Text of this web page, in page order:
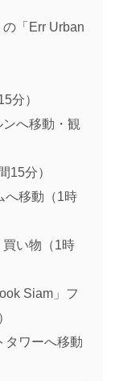
「Err Urban
分）
へ移動・観
15分）
へ移動（1時
い物（1時
Siam」フ
タワーへ移動